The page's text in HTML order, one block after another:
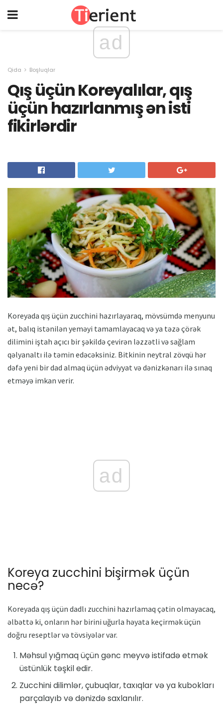
ad
Qida Boşluqlar
Qış üçün Koreyalılar, qış
üçün hazırlanmış ən isti
fikirlərdir
Koreyada qış üçün zucchini hazırlayaraq, mövsümdə menyunu
ət, balıq istənilən yeməyi tamamlayacaq və ya təzə çörək
dilimini iştah açıcı bir şəkildə çevirən ləzzətli və sağlam
qəlyanaltı ilə təmin edəcəksiniz. Bitkinin neytral zövqü hər
dəfə yeni bir dad almaq üçün ədviyyat və dənizkənarı ilə sınaq
etməyə imkan verir.
ad
Koreya zucchini bişirmək üçün
necə?
Koreyada qış üçün dadlı zucchini hazırlamaq çətin olmayacaq,
əlbəttə ki, onların hər birini uğurla həyata keçirmək üçün
doğru reseptlər və tövsiyələr var.
Məhsul yığmaq üçün gənc meyvə istifadə etmək
üstünlük təşkil edir.
Zucchini dilimlər, çubuqlar, taxıqlar və ya kubokları
parçalayıb və dənizdə saxlanılır.